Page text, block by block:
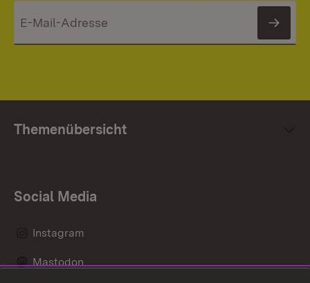
Themenübersicht
Social Media
Instagram
Mastodon